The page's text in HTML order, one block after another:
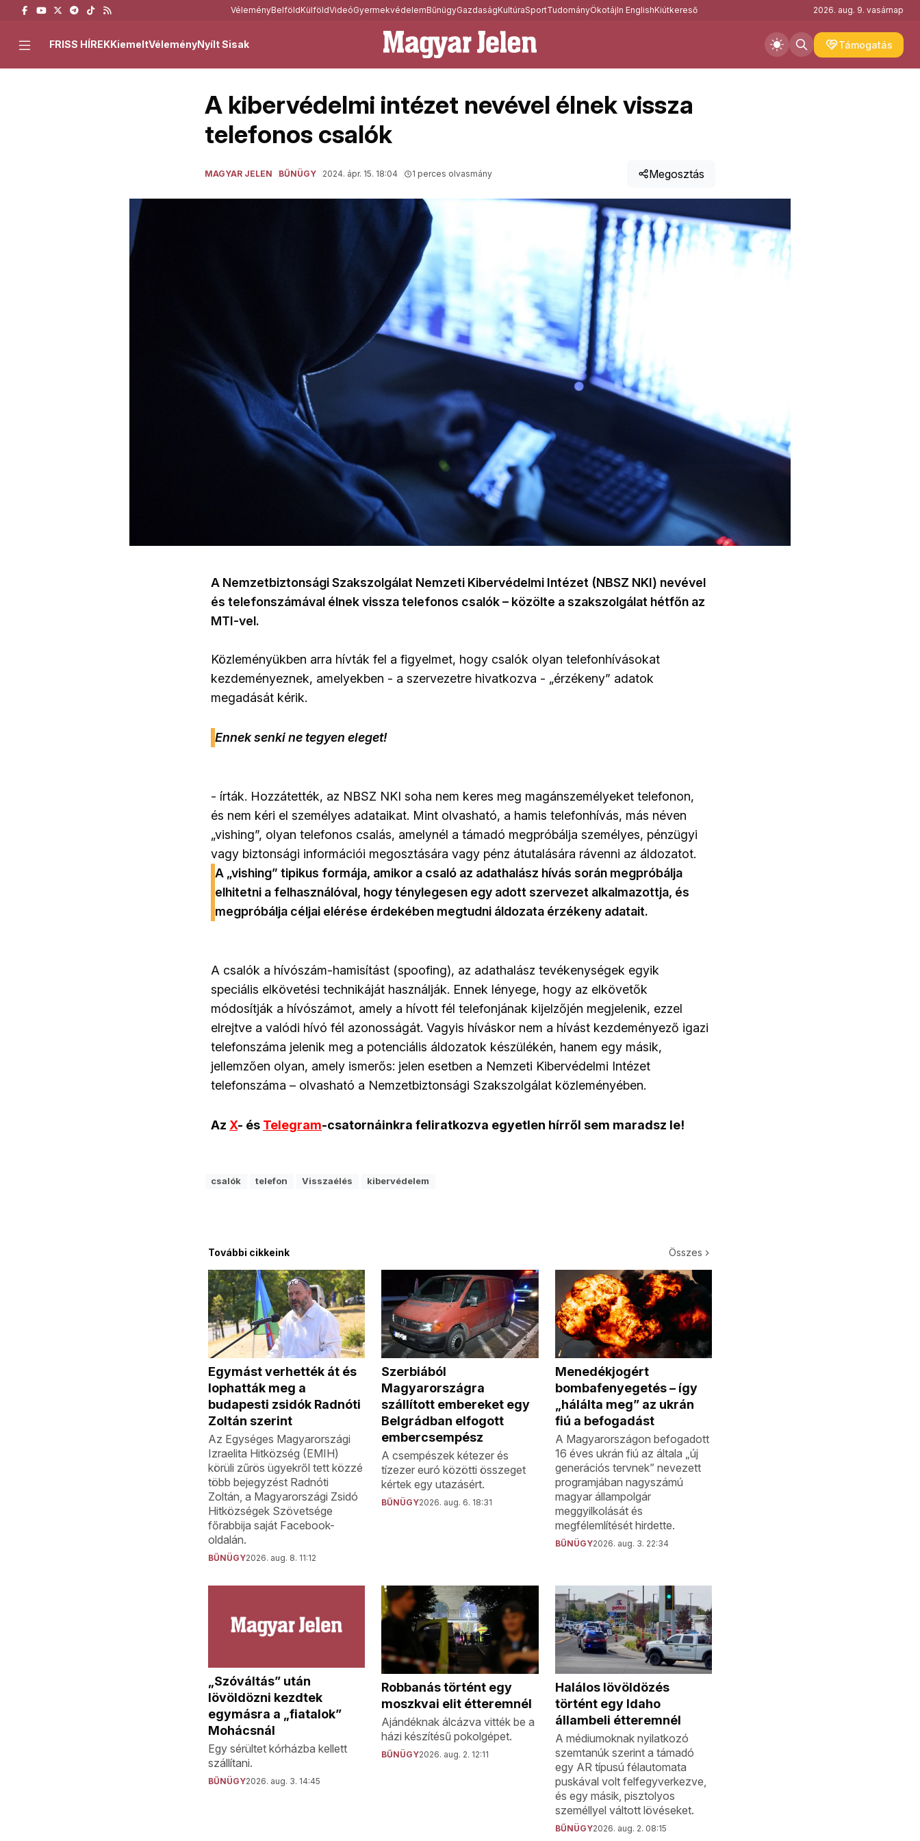
VéleményBelföldKülföldVideóGyermekvédelemBűnügyGazdaságKultúraSportTudományÖkotájIn EnglishKiútkereső 2026. aug. 9. vasárnap
Támogatás
FRISS HÍREKKiemeltVéleményNyílt Sisak
A kibervédelmi intézet nevével élnek vissza
telefonos csalók
MAGYAR JELEN BŰNÜGY 2024. ápr. 15. 18:04 1 perces olvasmány Megosztás
A Nemzetbiztonsági Szakszolgálat Nemzeti Kibervédelmi Intézet (NBSZ NKI) nevével
és telefonszámával élnek vissza telefonos csalók – közölte a szakszolgálat hétfőn az
MTI-vel.
Közleményükben arra hívták fel a figyelmet, hogy csalók olyan telefonhívásokat
kezdeményeznek, amelyekben - a szervezetre hivatkozva - „érzékeny” adatok
megadását kérik.
Ennek senki ne tegyen eleget!
- írták. Hozzátették, az NBSZ NKI soha nem keres meg magánszemélyeket telefonon,
és nem kéri el személyes adataikat. Mint olvasható, a hamis telefonhívás, más néven
„vishing”, olyan telefonos csalás, amelynél a támadó megpróbálja személyes, pénzügyi
vagy biztonsági információi megosztására vagy pénz átutalására rávenni az áldozatot.
A „vishing” tipikus formája, amikor a csaló az adathalász hívás során megpróbálja
elhitetni a felhasználóval, hogy ténylegesen egy adott szervezet alkalmazottja, és
megpróbálja céljai elérése érdekében megtudni áldozata érzékeny adatait.
A csalók a hívószám-hamisítást (spoofing), az adathalász tevékenységek egyik
speciális elkövetési technikáját használják. Ennek lényege, hogy az elkövetők
módosítják a hívószámot, amely a hívott fél telefonjának kijelzőjén megjelenik, ezzel
elrejtve a valódi hívó fél azonosságát. Vagyis híváskor nem a hívást kezdeményező igazi
telefonszáma jelenik meg a potenciális áldozatok készülékén, hanem egy másik,
jellemzően olyan, amely ismerős: jelen esetben a Nemzeti Kibervédelmi Intézet
telefonszáma – olvasható a Nemzetbiztonsági Szakszolgálat közleményében.
Az X- és Telegram-csatornáinkra feliratkozva egyetlen hírről sem maradsz le!
csalók telefon Visszaélés kibervédelem
További cikkeink Összes
Egymást verhették át és
lophatták meg a
budapesti zsidók Radnóti
Zoltán szerint
Az Egységes Magyarországi
Izraelita Hitközség (EMIH)
körüli zűrös ügyekről tett közzé
több bejegyzést Radnóti
Zoltán, a Magyarországi Zsidó
Hitközségek Szövetsége
főrabbija saját Facebook-
oldalán.
BŰNÜGY2026. aug. 8. 11:12
Szerbiából
Magyarországra
szállított embereket egy
Belgrádban elfogott
embercsempész
A csempészek kétezer és
tízezer euró közötti összeget
kértek egy utazásért.
BŰNÜGY2026. aug. 6. 18:31
Menedékjogért
bombafenyegetés – így
„hálálta meg” az ukrán
fiú a befogadást
A Magyarországon befogadott
16 éves ukrán fiú az általa „új
generációs tervnek” nevezett
programjában nagyszámú
magyar állampolgár
meggyilkolását és
megfélemlítését hirdette.
BŰNÜGY2026. aug. 3. 22:34
„Szóváltás” után
lövöldözni kezdtek
egymásra a „fiatalok”
Mohácsnál
Egy sérültet kórházba kellett
szállítani.
BŰNÜGY2026. aug. 3. 14:45
Robbanás történt egy
moszkvai elit étteremnél
Ajándéknak álcázva vitték be a
házi készítésű pokolgépet.
BŰNÜGY2026. aug. 2. 12:11
Halálos lövöldözés
történt egy Idaho
állambeli étteremnél
A médiumoknak nyilatkozó
szemtanúk szerint a támadó
egy AR típusú félautomata
puskával volt felfegyverkezve,
és egy másik, pisztolyos
személlyel váltott lövéseket.
BŰNÜGY2026. aug. 2. 08:15